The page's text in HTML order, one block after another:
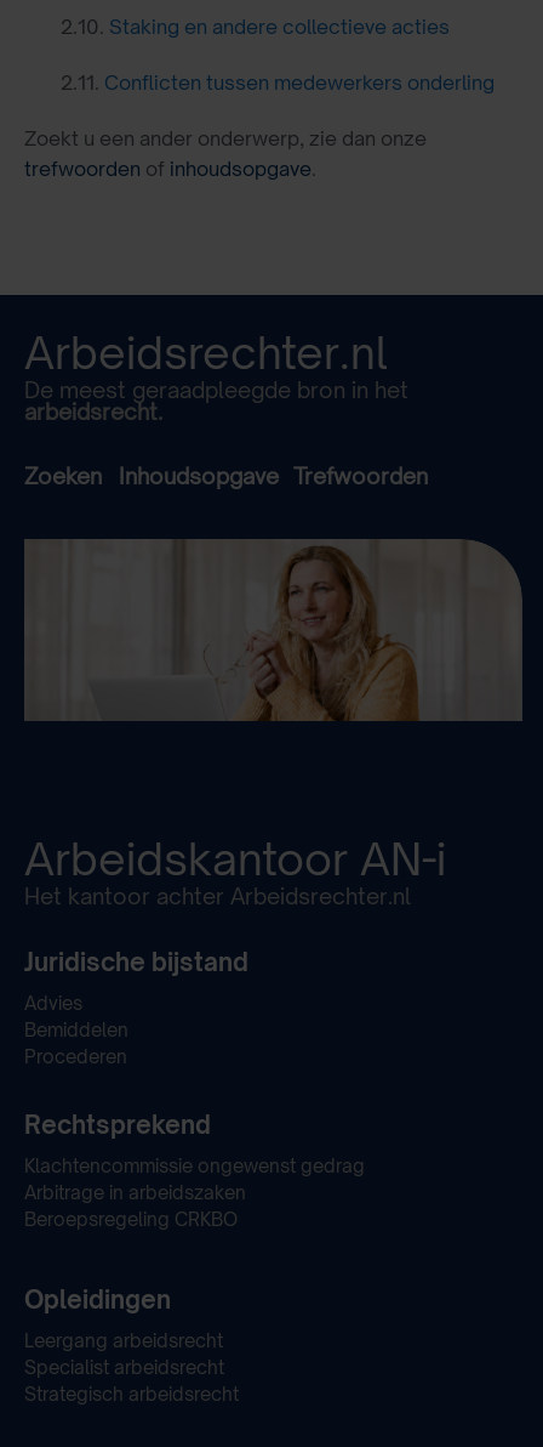
2.10. Staking en andere collectieve acties
2.11. Conflicten tussen medewerkers onderling
Zoekt u een ander onderwerp, zie dan onze
trefwoorden of inhoudsopgave.
Arbeidsrechter.nl
De meest geraadpleegde bron in het
arbeidsrecht.
Zoeken Inhoudsopgave Trefwoorden
Arbeidskantoor AN-i
Het kantoor achter Arbeidsrechter.nl
Juridische bijstand
Advies
Bemiddelen
Procederen
Rechtsprekend
Klachtencommissie ongewenst gedrag
Arbitrage in arbeidszaken
Beroepsregeling CRKBO
Opleidingen
Leergang arbeidsrecht
Specialist arbeidsrecht
Strategisch arbeidsrecht